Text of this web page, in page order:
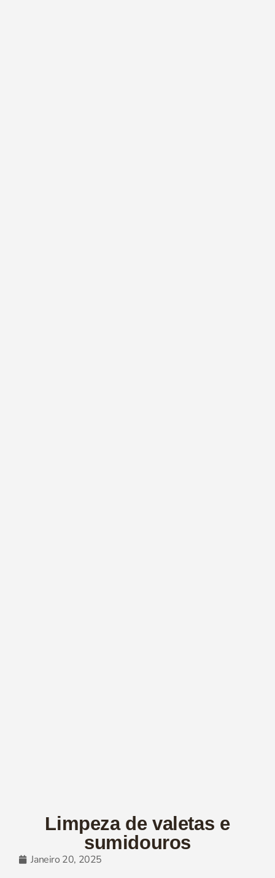
Limpeza de valetas e
sumidouros
Janeiro 20, 2025